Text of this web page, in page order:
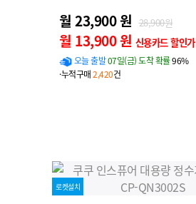
월 23,900 원 28,900원
월 13,900 원 신용카드 할인가
오늘 출발07일(금) 도착 확률96%
·누적구매2,420건
로켓설치